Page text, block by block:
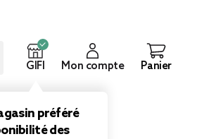
GIFI
préféré
des
Mon compte Panier